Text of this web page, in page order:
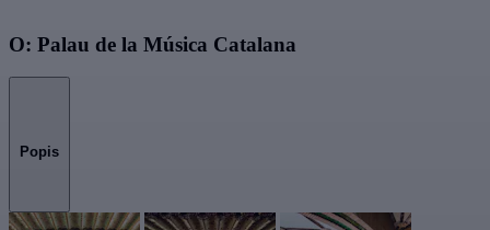
O: Palau de la Música Catalana
Popis